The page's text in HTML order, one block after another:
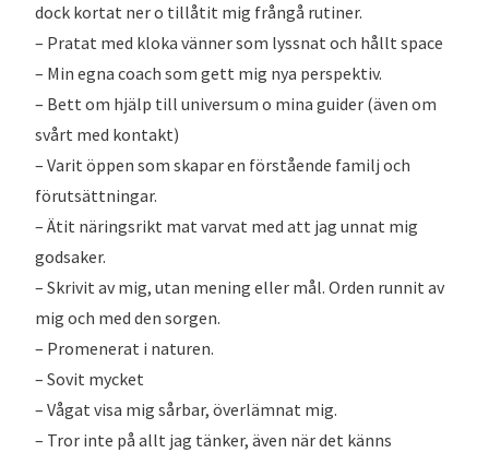
dock kortat ner o tillåtit mig frångå rutiner.
– Pratat med kloka vänner som lyssnat och hållt space
– Min egna coach som gett mig nya perspektiv.
– Bett om hjälp till universum o mina guider (även om
svårt med kontakt)
– Varit öppen som skapar en förstående familj och
förutsättningar.
– Ätit näringsrikt mat varvat med att jag unnat mig
godsaker.
– Skrivit av mig, utan mening eller mål. Orden runnit av
mig och med den sorgen.
– Promenerat i naturen.
– Sovit mycket
– Vågat visa mig sårbar, överlämnat mig.
– Tror inte på allt jag tänker, även när det känns